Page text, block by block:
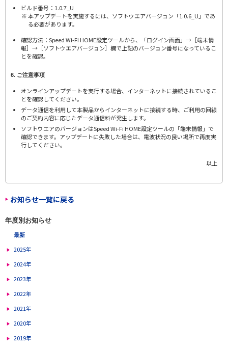
ビルド番号：1.0.7_U
本アップデートを実施するには、ソフトウエアバージョン「1.0.6_U」であ
る必要があります。
確認方法：Speed Wi-Fi HOME設定ツールから、「ログイン画面」→［端末情
報］→［ソフトウエアバージョン］欄で上記のバージョン番号になっているこ
とを確認。
6. ご注意事項
オンラインアップデートを実行する場合、インターネットに接続されているこ
とを確認してください。
データ通信を利用して本製品からインターネットに接続する時、ご利用の回線
のご契約内容に応じたデータ通信料が発生します。
ソフトウエアのバージョンはSpeed Wi-Fi HOME設定ツールの「端末情報」で
確認できます。アップデートに失敗した場合は、電波状況の良い場所で再度実
行してください。
以上
お知らせ一覧に戻る
年度別お知らせ
最新
2025年
2024年
2023年
2022年
2021年
2020年
2019年